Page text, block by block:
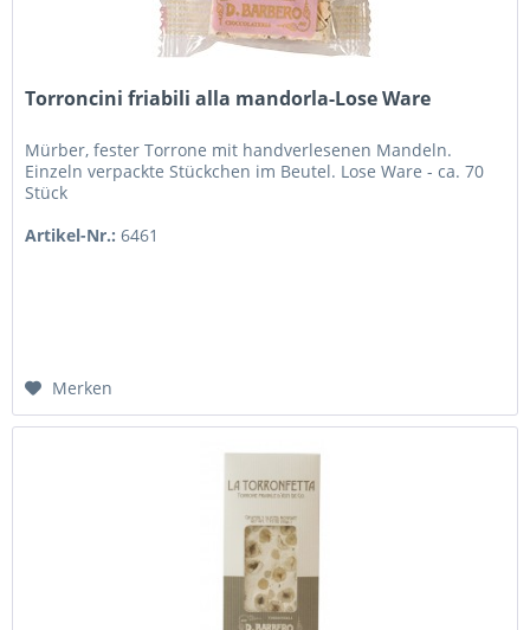
Torroncini friabili alla mandorla-Lose Ware
Mürber, fester Torrone mit handverlesenen Mandeln.
Einzeln verpackte Stückchen im Beutel. Lose Ware - ca. 70
Stück
Artikel-Nr.: 6461
Merken